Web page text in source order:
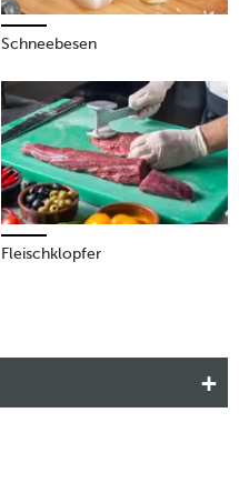
Schneebesen
Fleischklopfer